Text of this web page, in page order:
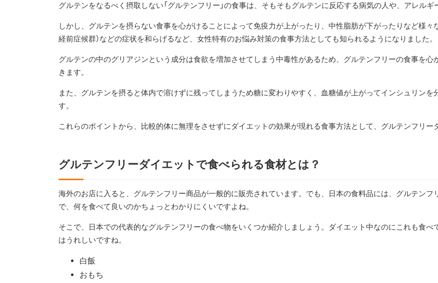
グルテンをなるべく摂取しない「グルテンフリー」の食事は、そもそもグルテンに反応する病気の人や、アレルギ
しかし、グルテンを摂らない食事を心がけることによって免疫力が上がったり、中性脂肪が下がったりなど様々
経前症候群）などの症状を和らげるなど、女性特有のお悩み対策の食事方法としても知られるようになりました。
グルテンの中のグリアジンという成分は食欲を増加させてしまう中毒性があるため、グルテンフリーの食事を
きます。
また、グルテンを摂ると体内で溶けずに残ってしまうため糖に変わりやすく、血糖値が上がってインシュリン
す。
これらのポイントから、比較的体に無理をさせずにダイエットの効果が現れる食事方法として、グルテンフリー
グルテンフリーダイエットで食べられる食材とは？
海外のお店に入ると、グルテンフリー商品が一般的に販売されています。でも、日本の食料品には、グルテン
で、何を食べて良いのかちょっとわかりにくいですよね。
そこで、日本での代表的なグルテンフリーの食べ物をいくつか紹介しましょう。ダイエット中なのにこれも食
はうれしいですね。
白飯
おもち